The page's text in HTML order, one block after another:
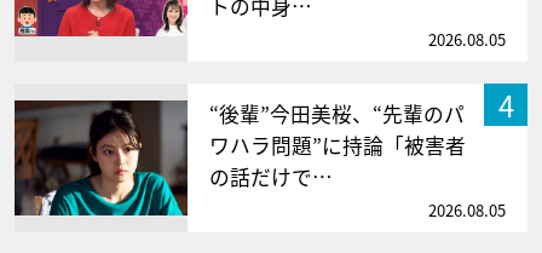
トの中身…
2026.08.05
4
“後輩”今田美桜、“先輩のパ
ワハラ問題”に持論「被害者
の話だけで…
2026.08.05